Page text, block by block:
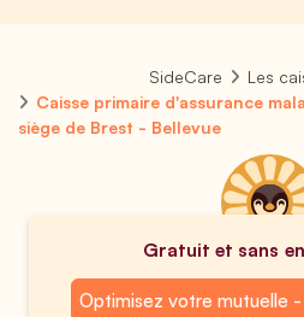
SideCare
Les
Caisse primaire d'assurance
siège de Brest - Bellevue
Gratuit et sans
Optimisez votre mutuelle